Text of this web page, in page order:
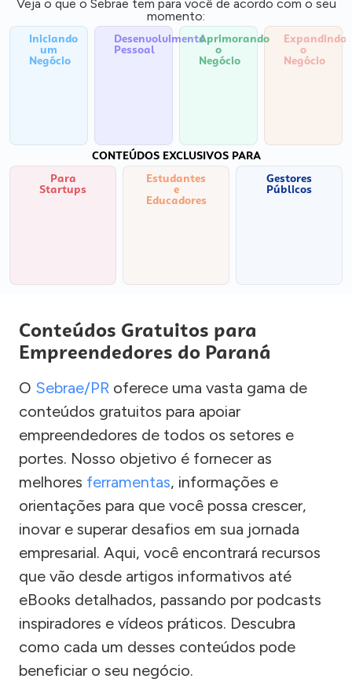
Veja o que o Sebrae tem para você de acordo com o seu
momento:
Iniciando
um
Negócio
Desenvolvimento
Pessoal
Aprimorando
o
Negócio
Expandindo
o
Negócio
CONTEÚDOS EXCLUSIVOS PARA
Para
Startups
Estudantes
e
Educadores
Gestores
Públicos
Conteúdos Gratuitos para
Empreendedores do Paraná
O Sebrae/PR oferece uma vasta gama de
conteúdos gratuitos para apoiar
empreendedores de todos os setores e
portes. Nosso objetivo é fornecer as
melhores ferramentas, informações e
orientações para que você possa crescer,
inovar e superar desafios em sua jornada
empresarial. Aqui, você encontrará recursos
que vão desde artigos informativos até
eBooks detalhados, passando por podcasts
inspiradores e vídeos práticos. Descubra
como cada um desses conteúdos pode
beneficiar o seu negócio.